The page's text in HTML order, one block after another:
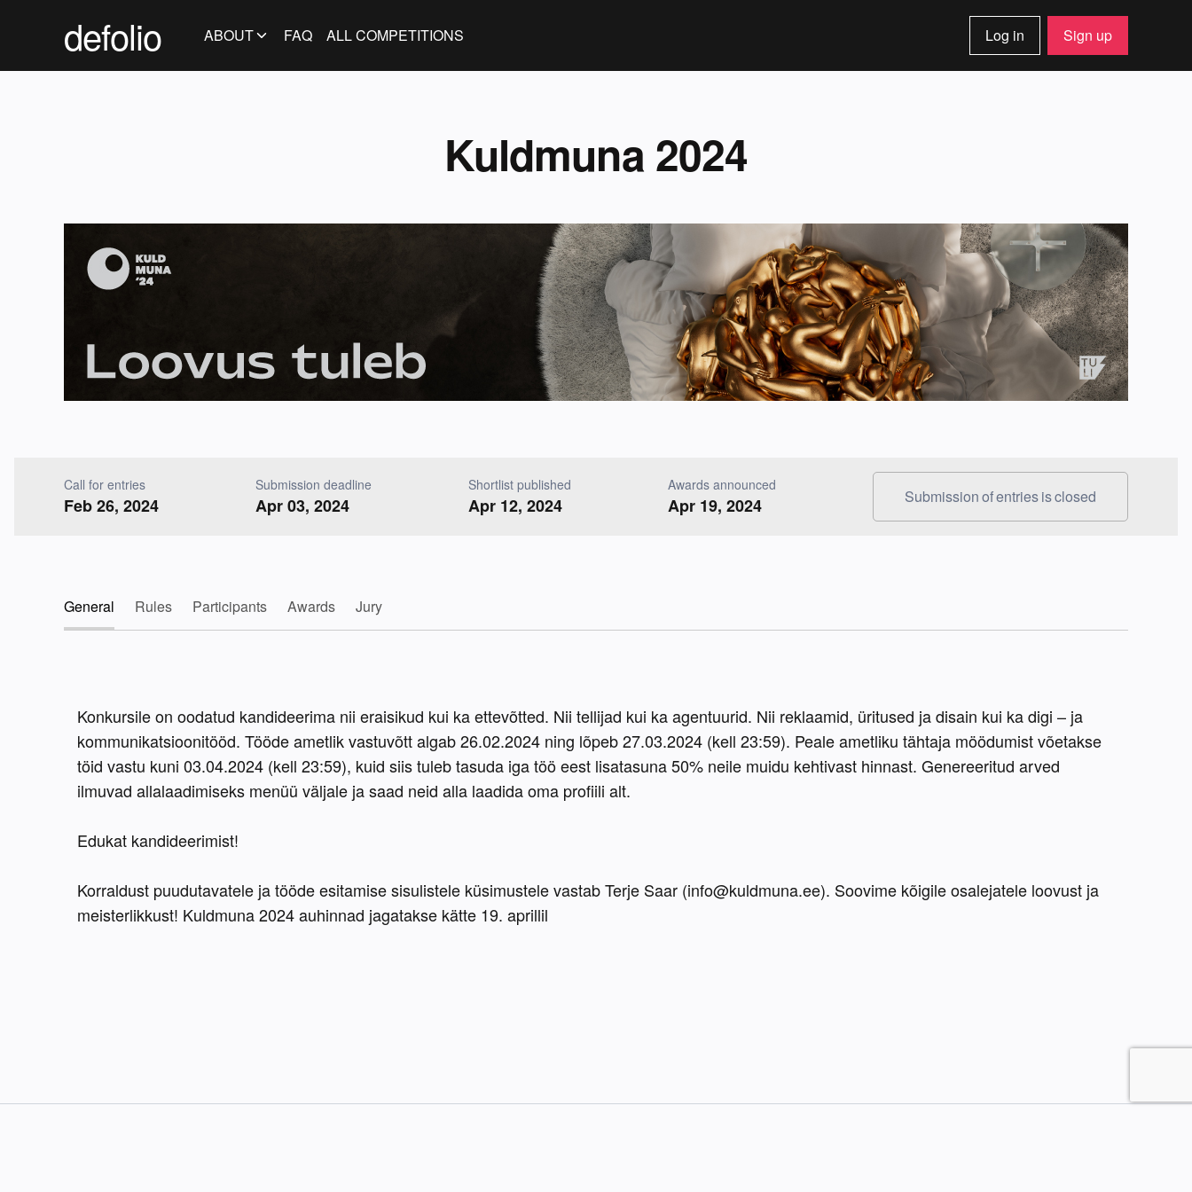
defolio ABOUT FAQ ALL COMPETITIONS Log in Sign up
Kuldmuna 2024
Call for entries
Feb 26, 2024
Submission deadline
Apr 03, 2024
Shortlist published
Apr 12, 2024
Awards announced
Apr 19, 2024 Submission of entries is closed
General Rules Participants Awards Jury
Konkursile on oodatud kandideerima nii eraisikud kui ka ettevõtted. Nii tellijad kui ka agentuurid. Nii reklaamid, üritused ja disain kui ka digi – ja
kommunikatsioonitööd. Tööde ametlik vastuvõtt algab 26.02.2024 ning lõpeb 27.03.2024 (kell 23:59). Peale ametliku tähtaja möödumist võetakse
töid vastu kuni 03.04.2024 (kell 23:59), kuid siis tuleb tasuda iga töö eest lisatasuna 50% neile muidu kehtivast hinnast. Genereeritud arved
ilmuvad allalaadimiseks menüü väljale ja saad neid alla laadida oma profiili alt.
Edukat kandideerimist!
Korraldust puudutavatele ja tööde esitamise sisulistele küsimustele vastab Terje Saar (info@kuldmuna.ee). Soovime kõigile osalejatele loovust ja
meisterlikkust! Kuldmuna 2024 auhinnad jagatakse kätte 19. aprillil